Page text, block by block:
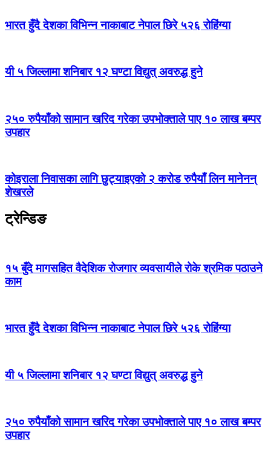
भारत हुँदै देशका विभिन्न नाकाबाट नेपाल छिरे ५२६ रोहिंग्या
यी ५ जिल्लामा शनिबार १२ घण्टा विद्युत् अवरुद्ध हुने
२५० रुपैयाँको सामान खरिद गरेका उपभोक्ताले पाए १० लाख बम्पर
उपहार
कोइराला निवासका लागि छुट्याइएको २ करोड रुपैयाँ लिन मानेनन्
शेखरले
ट्रेन्डिङ
१५ बुँदे मागसहित वैदेशिक रोजगार व्यवसायीले रोके श्रमिक पठाउने
काम
भारत हुँदै देशका विभिन्न नाकाबाट नेपाल छिरे ५२६ रोहिंग्या
यी ५ जिल्लामा शनिबार १२ घण्टा विद्युत् अवरुद्ध हुने
२५० रुपैयाँको सामान खरिद गरेका उपभोक्ताले पाए १० लाख बम्पर
उपहार